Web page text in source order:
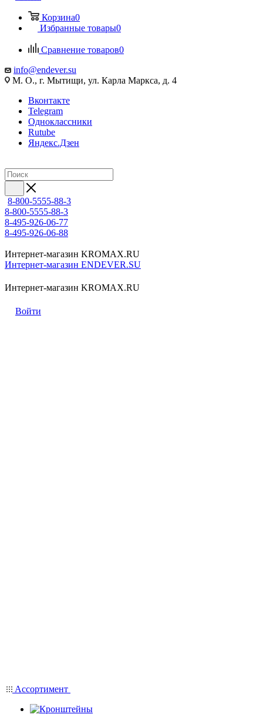
Корзина0
Избранные товары0
Сравнение товаров0
info@endever.su
М. О., г. Мытищи, ул. Карла Маркса, д. 4
Вконтакте
Telegram
Одноклассники
Rutube
Яндекс.Дзен
8-800-5555-88-3
8-800-5555-88-3
8-495-926-06-77
8-495-926-06-88
Интернет-магазин KROMAX.RU
Интернет-магазин ENDEVER.SU
Интернет-магазин KROMAX.RU
Войти
Ассортимент